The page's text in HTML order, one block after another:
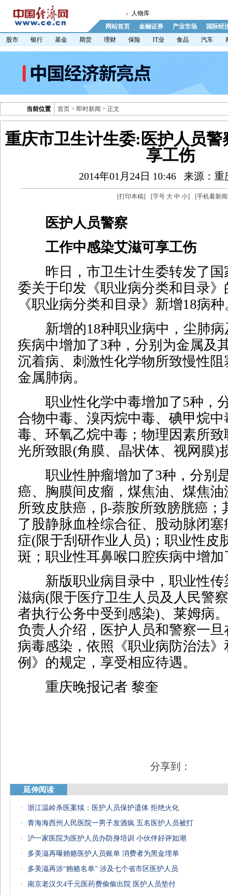
人物库
网站首页
金融证券 产业市场
国际经
股市
银行 基金 期货 理财 保险 IT业 食品 汽车
当前位置 首页 > 即时新闻 > 正文
重庆市卫生计生委:医护人员警
享工伤
2014年01月24日 10:46 来源：重
[打印本稿] [字号 大 中 小] [手机看新闻
医护人员警察
工作中感染艾滋可享工伤
昨日，市卫生计生委转发了国
委关于印发《职业病分类和目录
《职业病分类和目录》新增18病种
新增的18种职业病中，尘肺病
疾病中增加了3种，分别为金属及
沉着病、刺激性化学物所致慢性
金属肺病。
职业性化学中毒增加了5种，
合物中毒、溴丙烷中毒、碘甲烷
毒、环氧乙烷中毒；物理因素所
光所致眼(角膜、晶状体、视网膜)
职业性肿瘤增加了3种，分别
癌、胸膜间皮瘤，煤焦油、煤焦
所致皮肤癌，β-萘胺所致膀胱癌；
了股静脉血栓综合征、股动脉闭
症(限于刮研作业人员)；职业性皮
斑；职业性耳鼻喉口腔疾病中增
新版职业病目录中，职业性传
滋病(限于医疗卫生人员及人民警
者执行公务中受到感染)、莱姆病
负责人介绍，医护人员和警察一
病毒感染，依照《职业病防治法
例》的规定，享受相应待遇。
重庆晚报记者 黎奎
分享到：
延伸阅读
·
浙江温岭杀医案续：医护人员保护遗体 拒绝火化
·
青海海西州人民医院一男子发酒疯 五名医护人员被打
·
沪一家医院为医护人员办防身培训 小伙伴好评如潮
·
多美滋再曝贿赂医护人员账单 消费者为黑金埋单
·
多美滋再涉“贿赂名单” 涉及七个省市区医护人员
·
南京老汉欠4千元医药费偷偷出院 医护人员垫付